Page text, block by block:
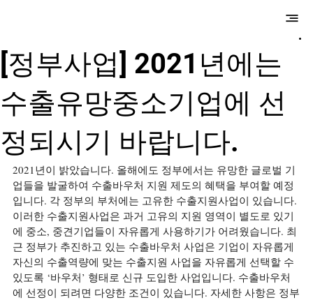
[정부사업] 2021년에는
수출유망중소기업에 선
정되시기 바랍니다.
2021년이 밝았습니다. 올해에도 정부에서는 유망한 글로벌 기
업들을 발굴하여 수출바우처 지원 제도의 혜택을 부여할 예정
입니다. 각 정부의 부처에는 고유한 수출지원사업이 있습니다.
이러한 수출지원사업은 과거 고유의 지원 영역이 별도로 있기
에 중소, 중견기업들이 자유롭게 사용하기가 어려웠습니다. 최
근 정부가 추진하고 있는 수출바우처 사업은 기업이 자유롭게
자신의 수출역량에 맞는 수출지원 사업을 자유롭게 선택할 수
있도록 ‘바우처’ 형태로 신규 도입한 사업입니다. 수출바우처
에 선정이 되려면 다양한 조건이 있습니다. 자세한 사항은 정부